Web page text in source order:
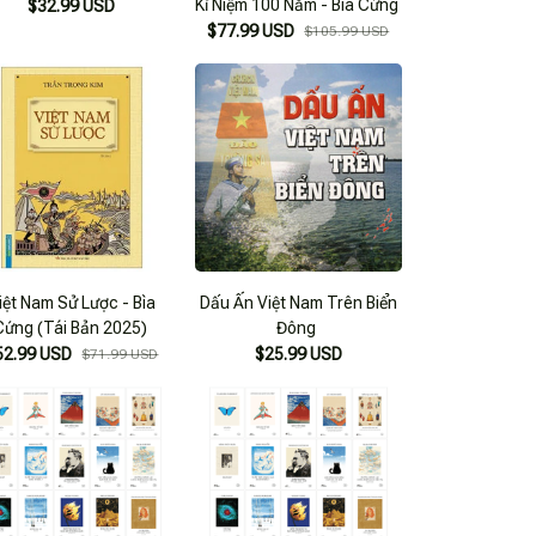
$32.99 USD
Kỉ Niệm 100 Năm - Bìa Cứng
$77.99 USD $105.99 USD
Nam Sử Lược - Bìa
(Tái Bản 2025)
USD
$71.99 USD
Dấu Ấn Việt Nam Trên Biển
Đông
$25.99 USD